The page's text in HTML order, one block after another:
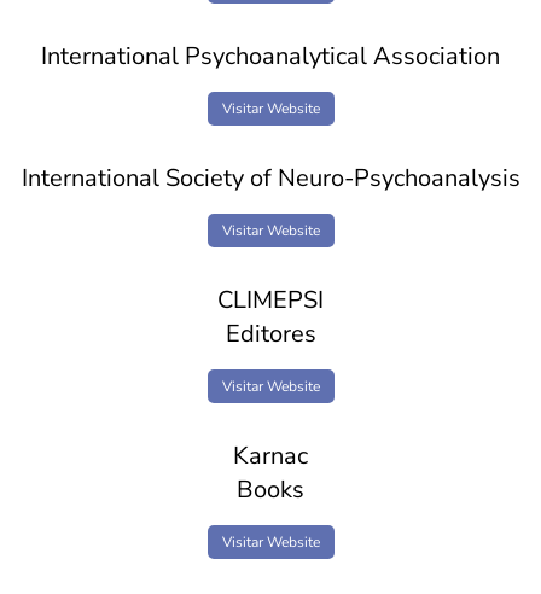
International Psychoanalytical Association
Visitar Website
International Society of Neuro-Psychoanalysis
Visitar Website
CLIMEPSI
Editores
Visitar Website
Karnac
Books
Visitar Website